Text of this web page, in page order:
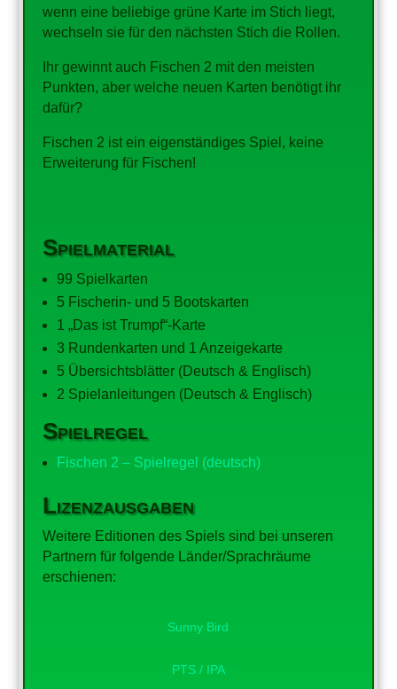
wenn eine beliebige grüne Karte im Stich liegt,
wechseln sie für den nächsten Stich die Rollen.
Ihr gewinnt auch Fischen 2 mit den meisten
Punkten, aber welche neuen Karten benötigt ihr
dafür?
Fischen 2 ist ein eigenständiges Spiel, keine
Erweiterung für Fischen!
Spielmaterial
99 Spielkarten
5 Fischerin- und 5 Bootskarten
1 „Das ist Trumpf“-Karte
3 Rundenkarten und 1 Anzeigekarte
5 Übersichtsblätter (Deutsch & Englisch)
2 Spielanleitungen (Deutsch & Englisch)
Spielregel
Fischen 2 – Spielregel (deutsch)
Lizenzausgaben
Weitere Editionen des Spiels sind bei unseren
Partnern für folgende Länder/Sprachräume
erschienen:
Sunny Bird
PTS / IPA